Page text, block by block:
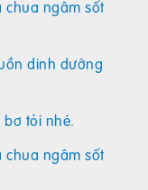
chua ngâm sốt
dinh dưỡng
tỏi nhé.
chua ngâm sốt